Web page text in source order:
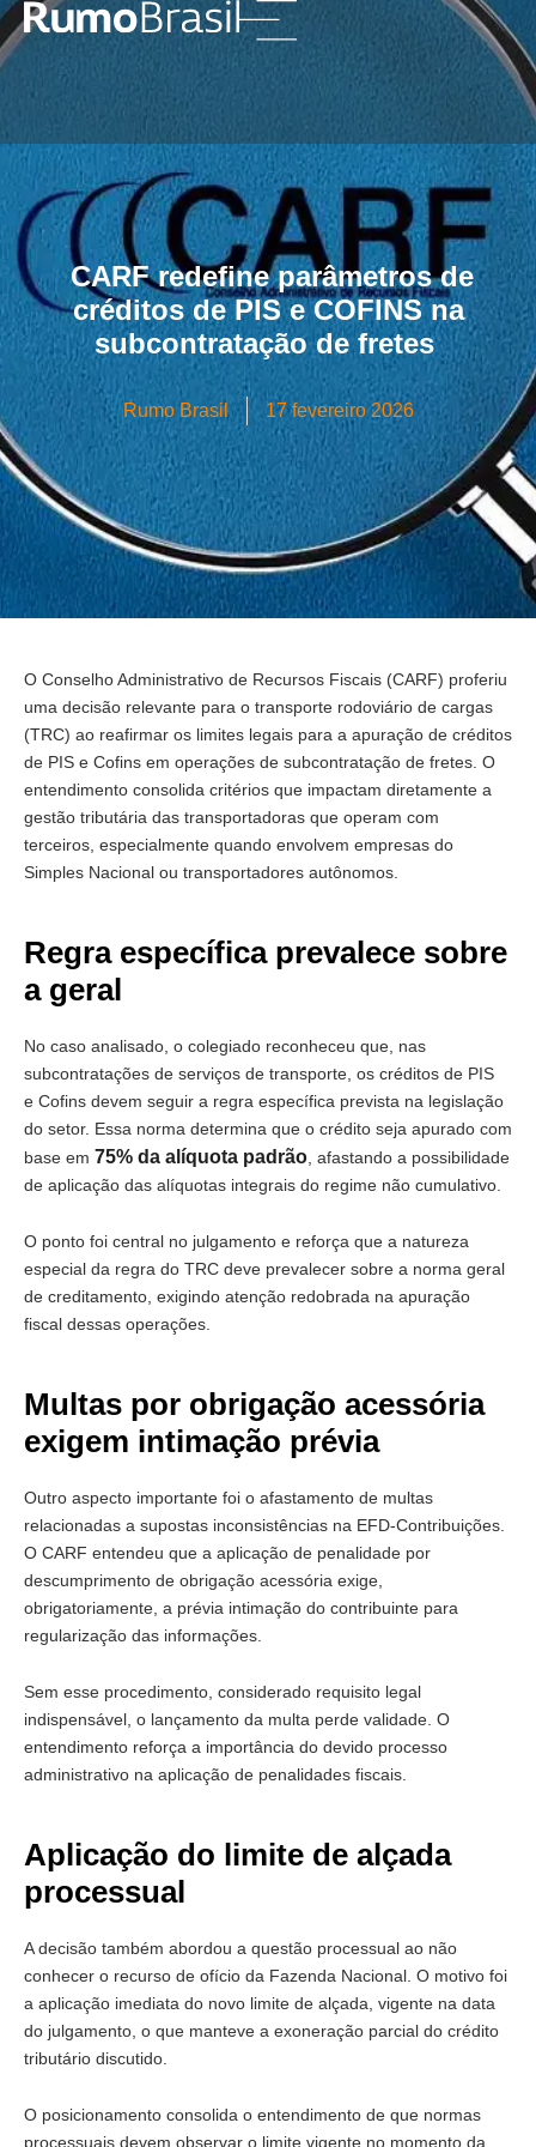
CARF redefine parâmetros de
créditos de PIS e COFINS na
subcontratação de fretes
Rumo Brasil 17 fevereiro 2026
O Conselho Administrativo de Recursos Fiscais (CARF) proferiu
uma decisão relevante para o transporte rodoviário de cargas
(TRC) ao reafirmar os limites legais para a apuração de créditos
de PIS e Cofins em operações de subcontratação de fretes. O
entendimento consolida critérios que impactam diretamente a
gestão tributária das transportadoras que operam com
terceiros, especialmente quando envolvem empresas do
Simples Nacional ou transportadores autônomos.
Regra específica prevalece sobre
a geral
No caso analisado, o colegiado reconheceu que, nas
subcontratações de serviços de transporte, os créditos de PIS
e Cofins devem seguir a regra específica prevista na legislação
do setor. Essa norma determina que o crédito seja apurado com
base em 75% da alíquota padrão , afastando a possibilidade
de aplicação das alíquotas integrais do regime não cumulativo.
O ponto foi central no julgamento e reforça que a natureza
especial da regra do TRC deve prevalecer sobre a norma geral
de creditamento, exigindo atenção redobrada na apuração
fiscal dessas operações.
Multas por obrigação acessória
exigem intimação prévia
Outro aspecto importante foi o afastamento de multas
relacionadas a supostas inconsistências na EFD-Contribuições.
O CARF entendeu que a aplicação de penalidade por
descumprimento de obrigação acessória exige,
obrigatoriamente, a prévia intimação do contribuinte para
regularização das informações.
Sem esse procedimento, considerado requisito legal
indispensável, o lançamento da multa perde validade. O
entendimento reforça a importância do devido processo
administrativo na aplicação de penalidades fiscais.
Aplicação do limite de alçada
processual
A decisão também abordou a questão processual ao não
conhecer o recurso de ofício da Fazenda Nacional. O motivo foi
a aplicação imediata do novo limite de alçada, vigente na data
do julgamento, o que manteve a exoneração parcial do crédito
tributário discutido.
O posicionamento consolida o entendimento de que normas
processuais devem observar o limite vigente no momento da